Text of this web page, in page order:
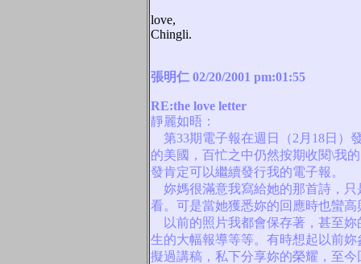
love,
Chingli.
張明仁 02/20/2001 pm:01:55
RE:the love letter
靜麗如晤：
第33期電子報在週日（2月18日）
的美國，百忙之中仍然按期收閱\我
發肯定可以繼續發行我的電子報。
妳媽很滿意我寫給她的那首詩，只
看。可是當她獲悉妳的回應時也蠻高
以前的照片我都會保存著，甚至妳
生的大幅報導等等。有時想起以前
擬過講稿，私下分享妳的榮耀，至